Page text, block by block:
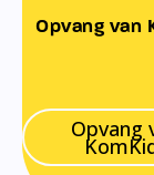
Opvang van
Opvang